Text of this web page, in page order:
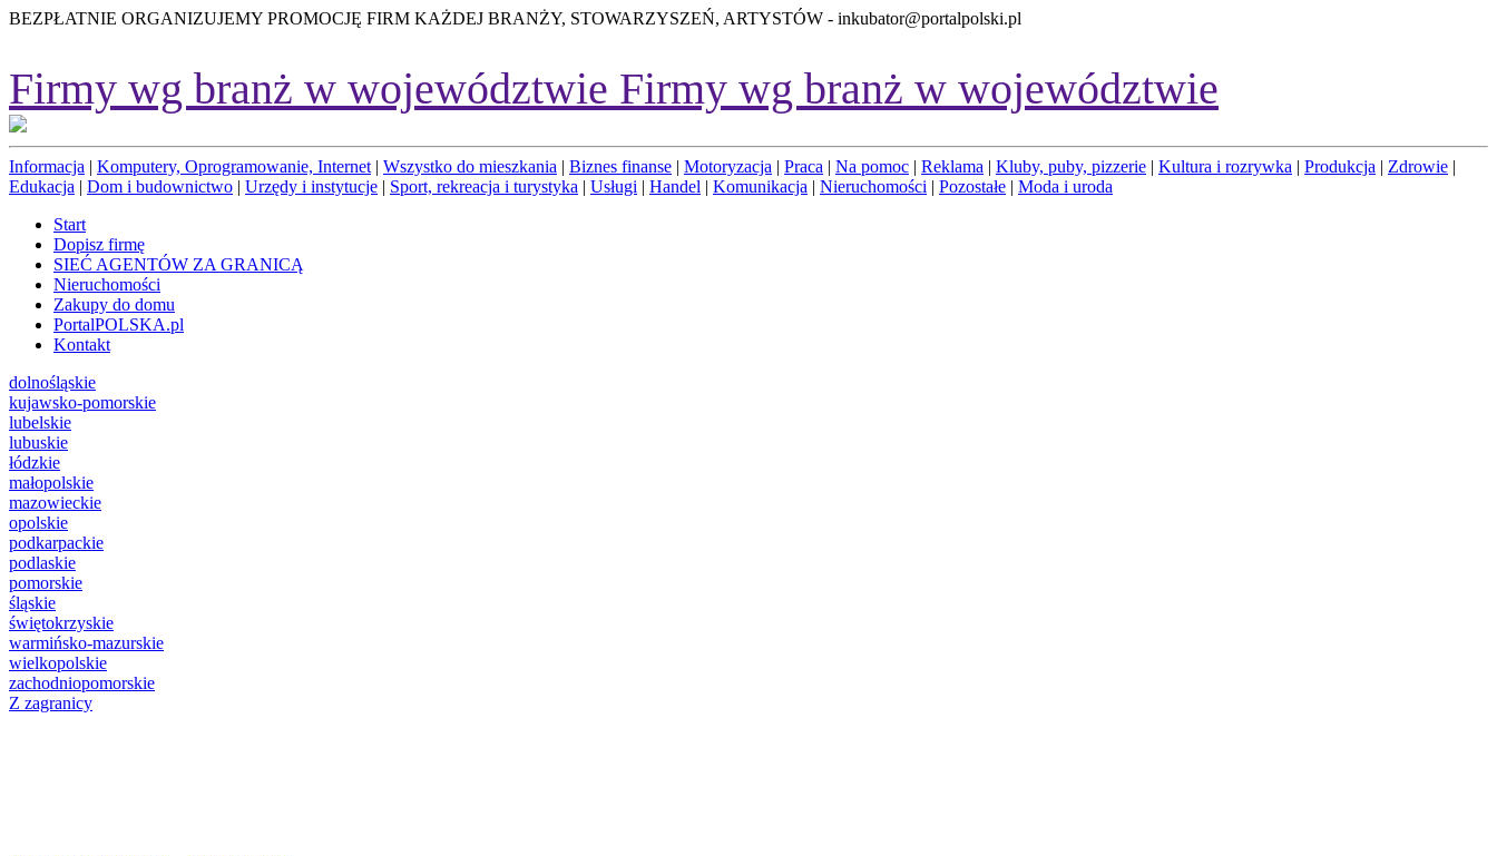
BEZPŁATNIE ORGANIZUJEMY PROMOCJĘ FIRM KAŻDEJ BRANŻY, STOWARZYSZEŃ, ARTYSTÓW - inkubator@portalpolski.pl
Firmy wg branż w województwie Firmy wg branż w województwie
Informacja | Komputery, Oprogramowanie, Internet | Wszystko do mieszkania | Biznes finanse | Motoryzacja | Praca | Na pomoc | Reklama | Kluby, puby, pizzerie | Kultura i rozrywka | Produkcja | Zdrowie |
Edukacja | Dom i budownictwo | Urzędy i instytucje | Sport, rekreacja i turystyka | Usługi | Handel | Komunikacja | Nieruchomości | Pozostałe | Moda i uroda
Start
Dopisz firmę
SIEĆ AGENTÓW ZA GRANICĄ
Nieruchomości
Zakupy do domu
PortalPOLSKA.pl
Kontakt
dolnośląskie
kujawsko-pomorskie
lubelskie
lubuskie
łódzkie
małopolskie
mazowieckie
opolskie
podkarpackie
podlaskie
pomorskie
śląskie
świętokrzyskie
warmińsko-mazurskie
wielkopolskie
zachodniopomorskie
Z zagranicy